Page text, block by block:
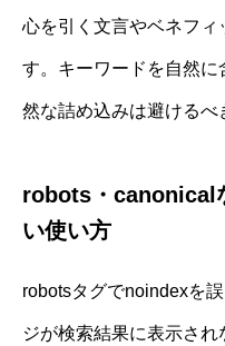
心を引く文言やベネフ
す。キーワードを自然に
然な詰め込みは避けるべ
robots・canonical
い使い方
robotsタグでnoindexを
ジが検索結果に表示さ